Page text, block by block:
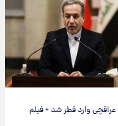
عراقچی وارد قطر شد + فیلم